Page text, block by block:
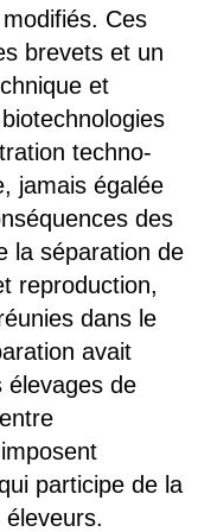
Ces
brevets et un
et
techno-
jamais égalée
des
la séparation de
reproduction,
dans le
avait
élevages de
participe de la